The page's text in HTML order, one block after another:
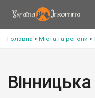
Головна > Міста та регіони >